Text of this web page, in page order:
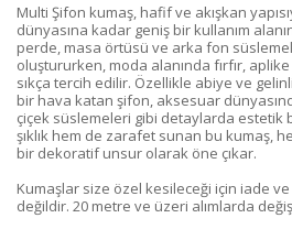
Multi Şifon kumaş, hafif ve akışkan
dünyasına kadar geniş bir kullanım
perde, masa örtüsü ve arka fon
oluştururken, moda alanında fırfır,
sıkça tercih edilir. Özellikle abiye ve
bir hava katan şifon, aksesuar
çiçek süslemeleri gibi detaylarda estetik
şıklık hem de zarafet sunan bu kumaş,
bir dekoratif unsur olarak öne çıkar.
Kumaşlar size özel kesileceği için iade
değildir. 20 metre ve üzeri alımlarda